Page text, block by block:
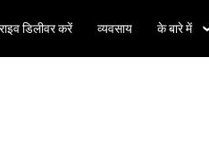
डिलीवर करें व्यवसाय के बारे में